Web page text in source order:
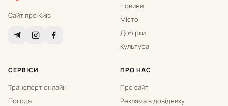
Сайт про Київ
Новини
Місто
Добірки
Культура
СЕРВІСИ
Транспорт онлайн
Погода
ПРО НАС
Про сайт
Реклама в довіднику